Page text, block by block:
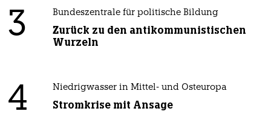
3 Bundeszentrale für politische Bildung
Zurück zu den antikommunistischen
Wurzeln
4 Niedrigwasser in Mittel- und Osteuropa
Stromkrise mit Ansage